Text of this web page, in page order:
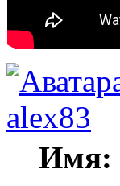
alex83
Имя: